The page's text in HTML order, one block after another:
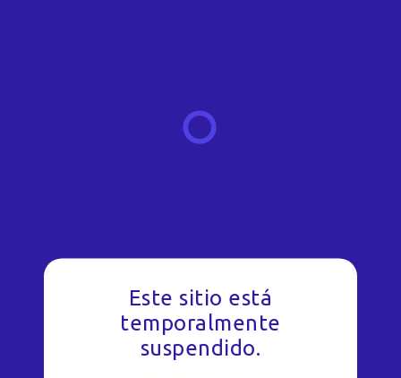
Este sitio está
temporalmente
suspendido.